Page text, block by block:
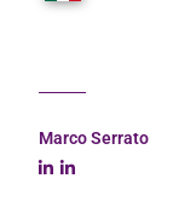
Marco Serrato